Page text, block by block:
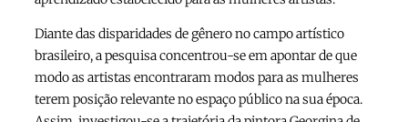
Diante das disparidades de gênero no campo artístico
brasileiro, a pesquisa concentrou-se em apontar de que
modo as artistas encontraram modos para as mulheres
terem posição relevante no espaço público na sua época.